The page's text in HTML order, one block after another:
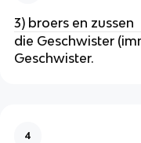
3) broers en zussen
die Geschwister
Geschwister.
4